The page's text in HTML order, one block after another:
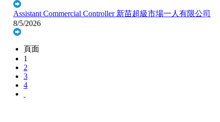
Assistant Commercial Controller 新苗超級市場一人有限公司
8/5/2026
頁面
1
2
3
4